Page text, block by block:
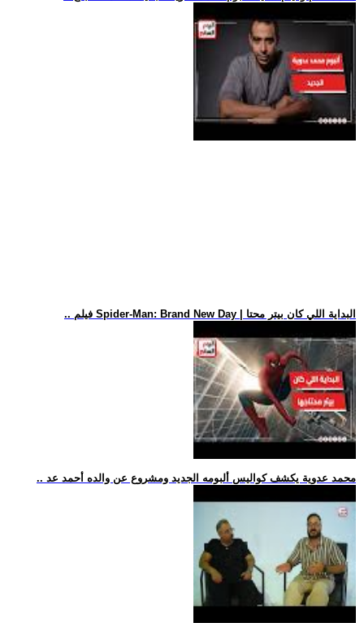
.. فيلم Spider-Man: Brand New Day | البداية اللي كان بيتر محتا
.. محمد عدوية يكشف كواليس ألبومه الجديد ومشروع عن والده أحمد عد